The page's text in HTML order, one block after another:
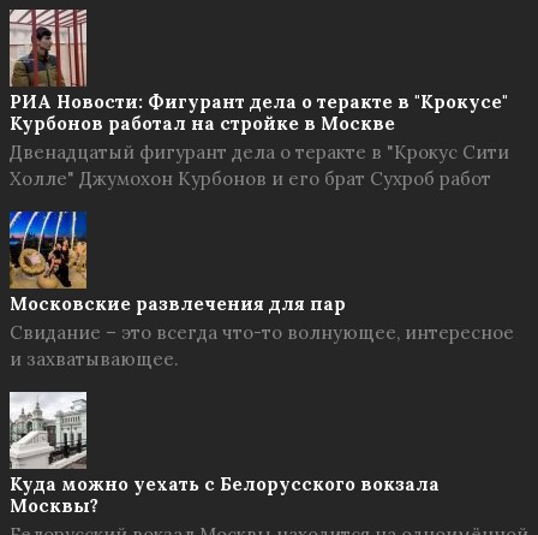
РИА Новости: Фигурант дела о теракте в "Крокусе"
Курбонов работал на стройке в Москве
Двенадцатый фигурант дела о теракте в "Крокус Сити
Холле" Джумохон Курбонов и его брат Сухроб работ
Московские развлечения для пар
Свидание – это всегда что-то волнующее, интересное
и захватывающее.
Куда можно уехать с Белорусского вокзала
Москвы?